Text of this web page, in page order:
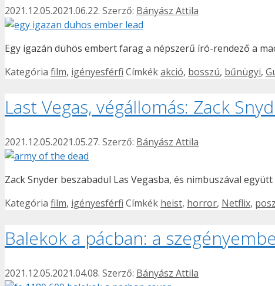
2021.12.05.2021.06.22. Szerző: Bányász Attila
Egy igazán dühös embert farag a népszerű író-rendező a
Kategória film, igényesférfi Címkékakció, bosszú, bűnügyi,
Last Vegas, végállomás: Zack
2021.12.05.2021.05.27. Szerző: Bányász Attila
Zack Snyder beszabadul Las Vegasba, és nimbuszával
Kategória film, igényesférfi Címkék heist, horror, Netflix,
Balekok a pácban: a
2021.12.05.2021.04.08. Szerző: Bányász Attila